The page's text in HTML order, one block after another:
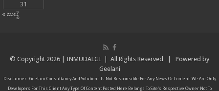
31
« ಜುಲೈ
© Copyright 2026 | INMUDALGI | All Rights Reserved | Powered by
Geelani
Disclaimer : Geelani Consultancy And Solutions Is Not Responsible For Any News Or Content. We Are Only
Developers For This Client Any Type Of Content Posted Here Belongs To Site's Respective Owner Not To